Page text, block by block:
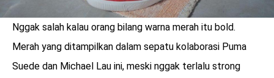
Nggak salah kalau orang bilang warna merah itu bold.
Merah yang ditampilkan dalam sepatu kolaborasi Puma
Suede dan Michael Lau ini, meski nggak terlalu strong